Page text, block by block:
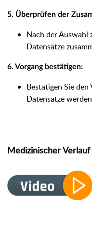
5. Überprüfen der
Nach der Auswahl
Datensätze
6. Vorgang bestätigen:
Bestätigen Sie den
Datensätze
Medizinischer